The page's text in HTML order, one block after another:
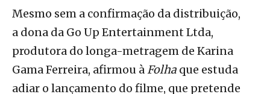
Mesmo sem a confirmação da distribuição,
a dona da Go Up Entertainment Ltda,
produtora do longa-metragem de Karina
Gama Ferreira, afirmou à Folha que estuda
adiar o lançamento do filme, que pretende